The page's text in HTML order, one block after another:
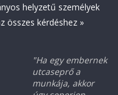
helyzetű személyek
összes kérdéshez »
"Ha egy embernek
utcaseprő a
munkája, akkor